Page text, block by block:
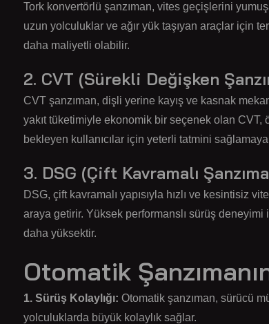
Tork konvertörlü şanzıman, vites geçişlerini
uzun yolculuklar ve ağır yük taşıyan araçlar için
daha maliyetli olabilir.
2. CVT (Sürekli Değişken
CVT şanzıman, dişli yerine kayış ve kasnak
yakıt tüketimiyle ekonomik bir seçenek olan CVT,
bekleyen kullanıcılar için yeterli tatmini
3. DSG (Çift Kavramalı
DSG, çift kavramalı yapısıyla hızlı ve kesintisiz
araya getirir. Yüksek performanslı sürüş
daha yüksektir.
Otomatik
1. Sürüş Kolaylığı: Otomatik şanzıman, sürücü
yolculuklarda büyük kolaylık sağlar.